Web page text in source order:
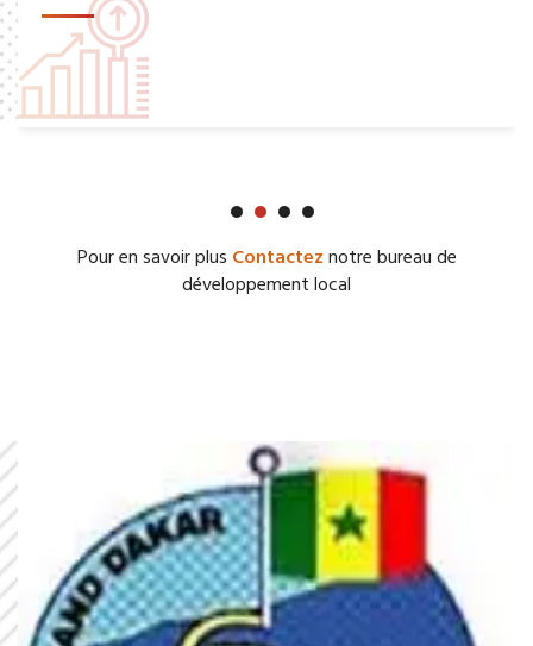
Pour en savoir plus Contacteznotre bureau de
développement local